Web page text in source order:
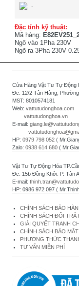
-
Đặc tính kỹ thuật:
Mã hàng:
Ngõ vào 1Pha 230V
Ngõ ra 3Pha 230V
Cửa Hàng Vật Tư Tự Động
Đc: 12/2 Tân Hàng,
MST: 8010574181
Web: vattutudonghoa.com
vattutudonghoa.vn
E-mail:
HP: 0979 798 052 (
Zalo: 0938 614 680 (
Vật Tư Tự Động Hóa
Đc: 15b Đồng Khởi. P. Tân
E-mail:
HP: 0986 972 097 (
CHÍNH SÁCH BẢO
CHÍNH SÁCH ĐỔI TRẢ
GIẢI QUYẾT TRANH
CHÍNH SÁCH BẢO
PHƯƠNG THỨC
TƯ VẤN MIỄN PHÍ